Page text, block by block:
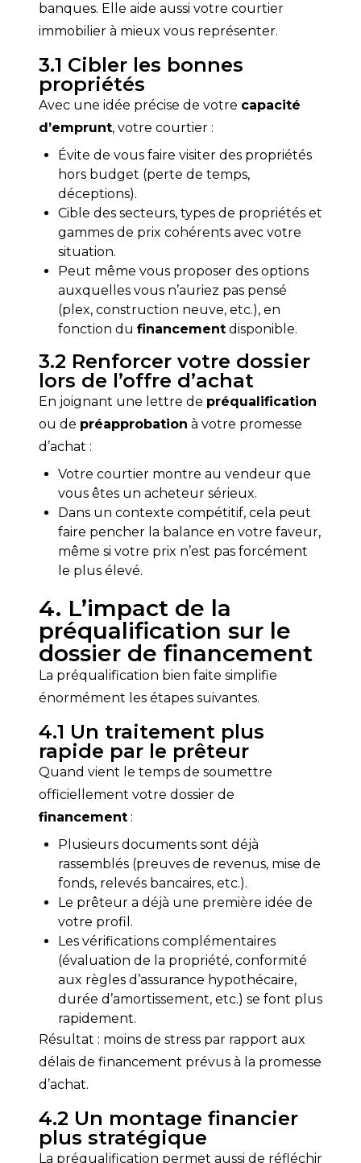
banques. Elle aide aussi votre courtier
immobilier à mieux vous représenter.
3.1 Cibler les bonnes
propriétés
Avec une idée précise de votre capacité
d’emprunt, votre courtier :
Évite de vous faire visiter des propriétés
hors budget (perte de temps,
déceptions).
Cible des secteurs, types de propriétés et
gammes de prix cohérents avec votre
situation.
Peut même vous proposer des options
auxquelles vous n’auriez pas pensé
(plex, construction neuve, etc.), en
fonction du financement disponible.
3.2 Renforcer votre dossier
lors de l’offre d’achat
En joignant une lettre de préqualification
ou de préapprobation à votre promesse
d’achat :
Votre courtier montre au vendeur que
vous êtes un acheteur sérieux.
Dans un contexte compétitif, cela peut
faire pencher la balance en votre faveur,
même si votre prix n’est pas forcément
le plus élevé.
4. L’impact de la
préqualification sur le
dossier de financement
La préqualification bien faite simplifie
énormément les étapes suivantes.
4.1 Un traitement plus
rapide par le prêteur
Quand vient le temps de soumettre
financement :
Plusieurs documents sont déjà
rassemblés (preuves de revenus, mise de
fonds, relevés bancaires, etc.).
Le prêteur a déjà une première idée de
votre profil.
Les vérifications complémentaires
(évaluation de la propriété, conformité
aux règles d’assurance hypothécaire,
durée d’amortissement, etc.) se font plus
rapidement.
Résultat : moins de stress par rapport aux
délais de financement prévus à la promesse
d’achat.
4.2 Un montage financier
plus stratégique
La préqualification permet aussi de réfléchir